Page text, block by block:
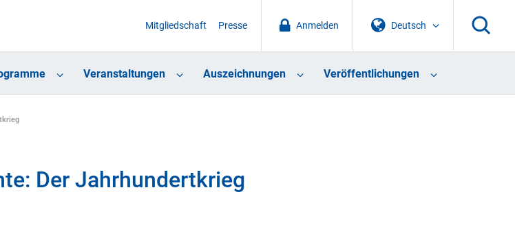
Deutsch
Anmelden
Mitgliedschaft Presse
Veranstaltungen Auszeichnungen Veröffentlichungen
Der Jahrhundertkrieg